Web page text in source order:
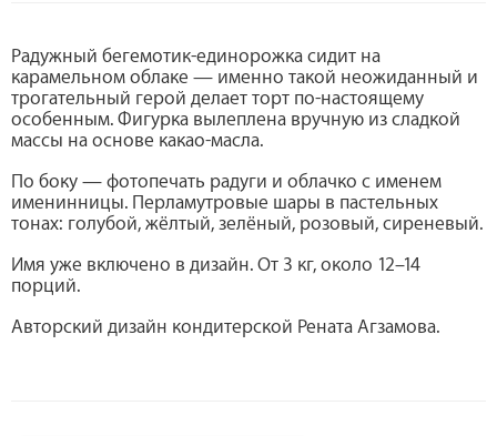
Радужный бегемотик-единорожка сидит на
карамельном облаке — именно такой неожиданный и
трогательный герой делает торт по-настоящему
особенным. Фигурка вылеплена вручную из сладкой
массы на основе какао-масла.
По боку — фотопечать радуги и облачко с именем
именинницы. Перламутровые шары в пастельных
тонах: голубой, жёлтый, зелёный, розовый, сиреневый.
Имя уже включено в дизайн. От 3 кг, около 12–14
порций.
Авторский дизайн кондитерской Рената Агзамова.